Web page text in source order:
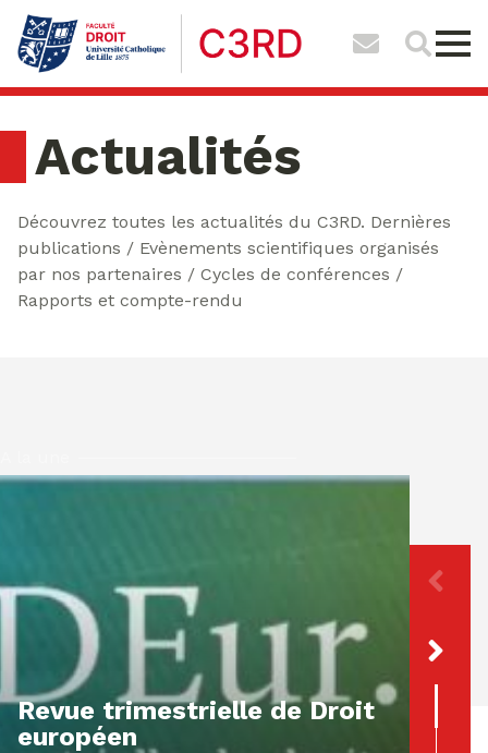
Actualités
Découvrez toutes les actualités du C3RD. Dernières
publications / Evènements scientifiques organisés
par nos partenaires / Cycles de conférences /
Rapports et compte-rendu
Revue trimestrielle de Droit
européen